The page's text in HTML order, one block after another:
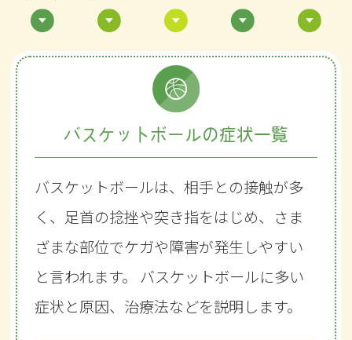
バスケットボールの症状一覧
バスケットボールは、相手との接触が多
く、足首の捻挫や突き指をはじめ、さま
ざまな部位でケガや障害が発生しやすい
と言われます。 バスケットボールに多い
症状と原因、治療法などを説明します。